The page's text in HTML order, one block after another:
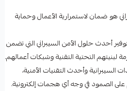
هو ضمان لاستمرارية الأعمال وحماية
أحدث حلول الأمن السيبراني التي تضمن
لبنيتهم التحتية التقنية وشبكات أعمالهم.
وأحدث التقنيات الأمنية،
على الصمود في وجه أي هجمات إلكترونية.